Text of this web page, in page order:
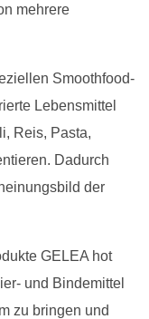
mehrere
Smoothfood-
Lebensmittel
Reis, Pasta,
Dadurch
der
GELEA hot
und Bindemittel
zu bringen und